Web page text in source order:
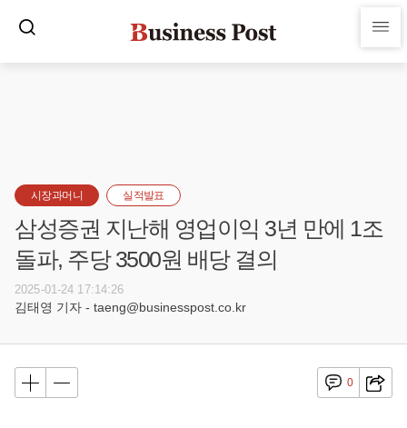
시장과머니 실적발표
삼성증권 지난해 영업이익 3년 만에 1조
돌파, 주당 3500원 배당 결의
2025-01-24 17:14:26
김태영 기자 - taeng@businesspost.co.kr
0